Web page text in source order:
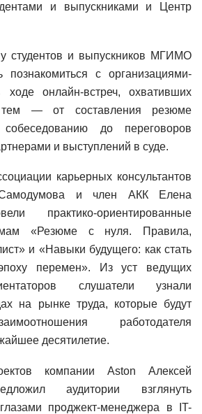
и выпускниками и Центр
студентов и выпускников МГИМО
познакомиться с организациями-
ходе онлайн-встреч, охвативших
тем — от составления резюме
до переговоров
и выступлений в суде.
карьерных консультантов
и член АКК Елена
практико-ориентированные
«Резюме с нуля. Правила,
и «Навыки будущего: как стать
перемен». Из уст ведущих
слушатели узнали
на рынке труда, которые будут
работодателя
десятилетие.
компании Aston Алексей
аудитории взглянуть
проджект-менеджера в IT-